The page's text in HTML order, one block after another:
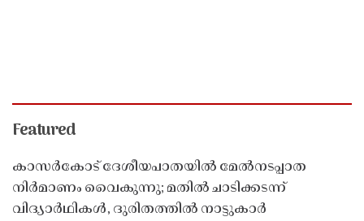
Featured
കാസർകോട് ദേശീയപാതയിൽ മേൽനടപ്പാത
നിർമാണം വൈകുന്നു; മതിൽ ചാടിക്കടന്ന്
വിദ്യാർഥികൾ, ദുരിതത്തിൽ നാട്ടുകാർ